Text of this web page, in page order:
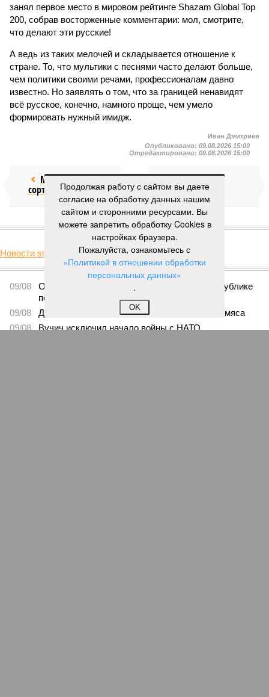
занял первое место в мировом рейтинге Shazam Global Top
200, собрав восторженные комментарии: мол, смотрите,
что делают эти русские!
А ведь из таких мелочей и складывается отношение к
стране. То, что мультики с песнями часто делают больше,
чем политики своими речами, профессионалам давно
известно. Но заявлять о том, что за границей ненавидят
всё русское, конечно, намного проще, чем умело
формировать нужный имидж.
Иван Дмитриев
Опубликовано: 09.08.2026 15:00
Отредактировано: 09.08.2026 15:00
Мочить в
сортире
Сплошная
китайШИНА
КОММЕНТАРИИ 0
Новости smi2.ru
ПОСЛЕДНИЕ НОВОСТИ
09/08
Ослабевший Байден впервые появился на публике
после сообщений об ухудшении здоровья
09/08
Диетолог рассказала об опасности куриного мяса
09/08
Вучич исключил начало войны с НАТО
Продолжая работу с сайтом вы даете
согласие на обработку данных нашим
сайтом и сторонними ресурсами. Вы
можете запретить обработку Cookies в
настройках браузера.
Пожалуйста, ознакомьтесь с
«Политикой в отношении обработки
персональных данных»
.
OK